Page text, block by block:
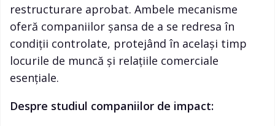
restructurare aprobat. Ambele mecanisme
oferă companiilor șansa de a se redresa în
condiții controlate, protejând în același timp
locurile de muncă și relațiile comerciale
esențiale.
Despre studiul companiilor de impact: